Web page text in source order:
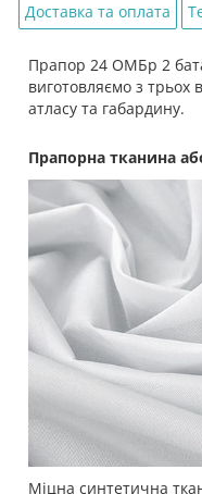
Доставка та оплата
Прапор 24 ОМБр 2
виготовляємо з трьох
атласу та габардину.
Прапорна тканина
Міцна синтетична